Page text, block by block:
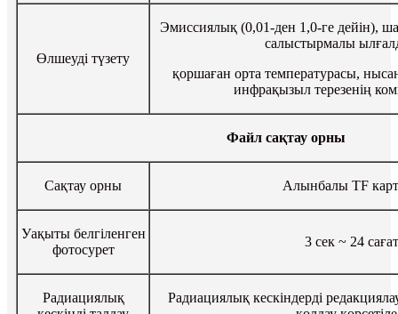
Өлшеуді түзету
Эмиссиялық (0,01-ден 1,0-ге дейін),
салыстырмалы
қоршаған орта температурасы,
инфрақызыл терезенің
Файл сақтау орны
Сақтау орны Алынбалы TF
Уақыты белгіленген
фотосурет
3 сек ~ 24 сағат
Радиациялық
Радиациялық кескіндерді